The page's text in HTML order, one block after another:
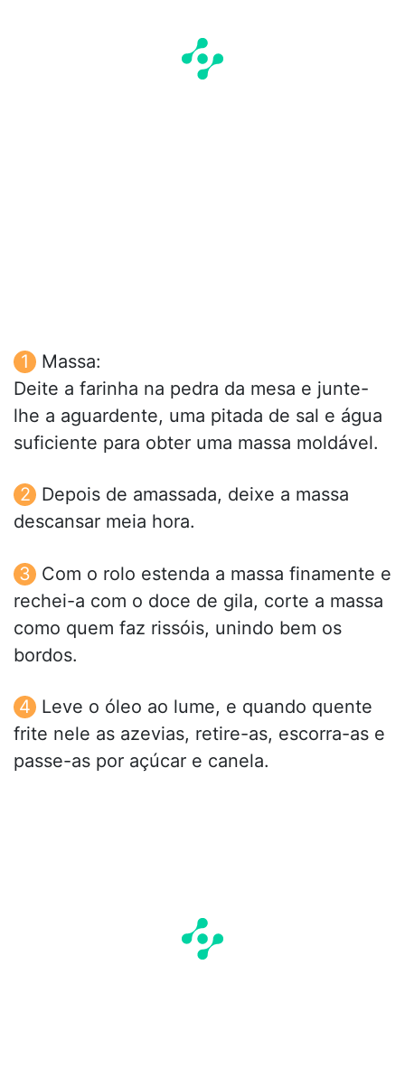
Massa:
Deite a farinha na pedra da mesa e junte-
lhe a aguardente, uma pitada de sal e água
suficiente para obter uma massa moldável.
Depois de amassada, deixe a massa
descansar meia hora.
Com o rolo estenda a massa finamente e
rechei-a com o doce de gila, corte a massa
como quem faz rissóis, unindo bem os
bordos.
Leve o óleo ao lume, e quando quente
frite nele as azevias, retire-as, escorra-as e
passe-as por açúcar e canela.